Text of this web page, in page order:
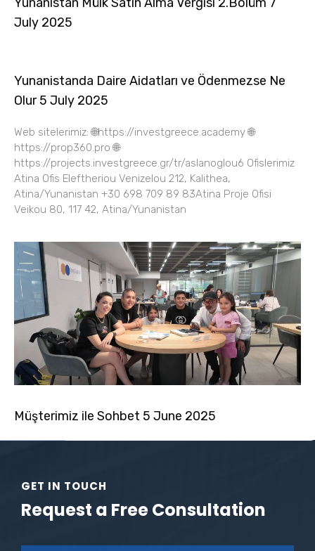
July 2025
Yunanistanda Daire Aidatları ve Ödenmezse Ne
Olur 5 July 2025
Web sitelerimiz: 🌐https://investgreece.academy 🌐
https://prop360.pro 🌐
https://projects.investgreece.gr/tr/aslanoglou6 Ofislerimiz
Atina Ofis Eleftheriou Venizelou 212, Kalithea,
Atina/Yunanistan +30 698 709 89 83Atina Proje Ofisi
Veikou 80, 117 42, Atina/Yunanistan
Müşterimiz ile Sohbet 5 June 2025
GET IN TOUCH
Request a Free Consultation